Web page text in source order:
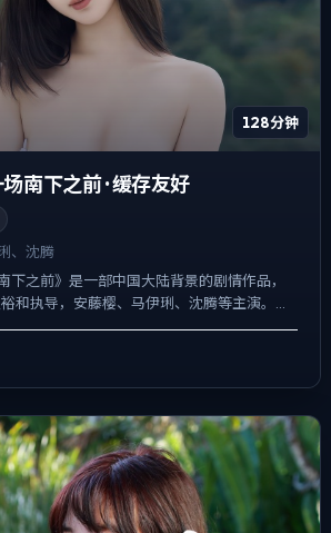
128分钟
南下之前 · 缓存友好
、沈腾
下之前》是一部中国大陆背景的剧情作品，
和执导，安藤樱、马伊琍、沈腾等主演。节